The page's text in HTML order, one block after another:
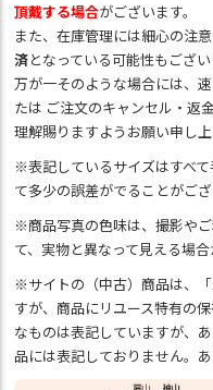
頂戴する場合がございます。
また、在庫管理には細心の注
済となっている可能性もござい
万が一そのような場合には、
たは ご注文のキャンセル・返
理解賜りますようお願い申し上
※表記しているサイズはすべ
て多少の誤差がでることがご
※商品写真の色味は、撮影や
て、実物と異なって見える場
※サイトの（中古）商品は、
すが、商品にリユース特有の
なものは表記していますが、
品には表記しておりません。